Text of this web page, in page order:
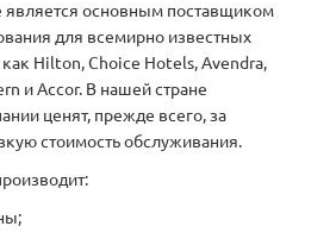
является основным поставщиком
для всемирно известных
как Hilton, Choice Hotels, Avendra,
и Accor. В нашей стране
ценят, прежде всего, за
стоимость обслуживания.